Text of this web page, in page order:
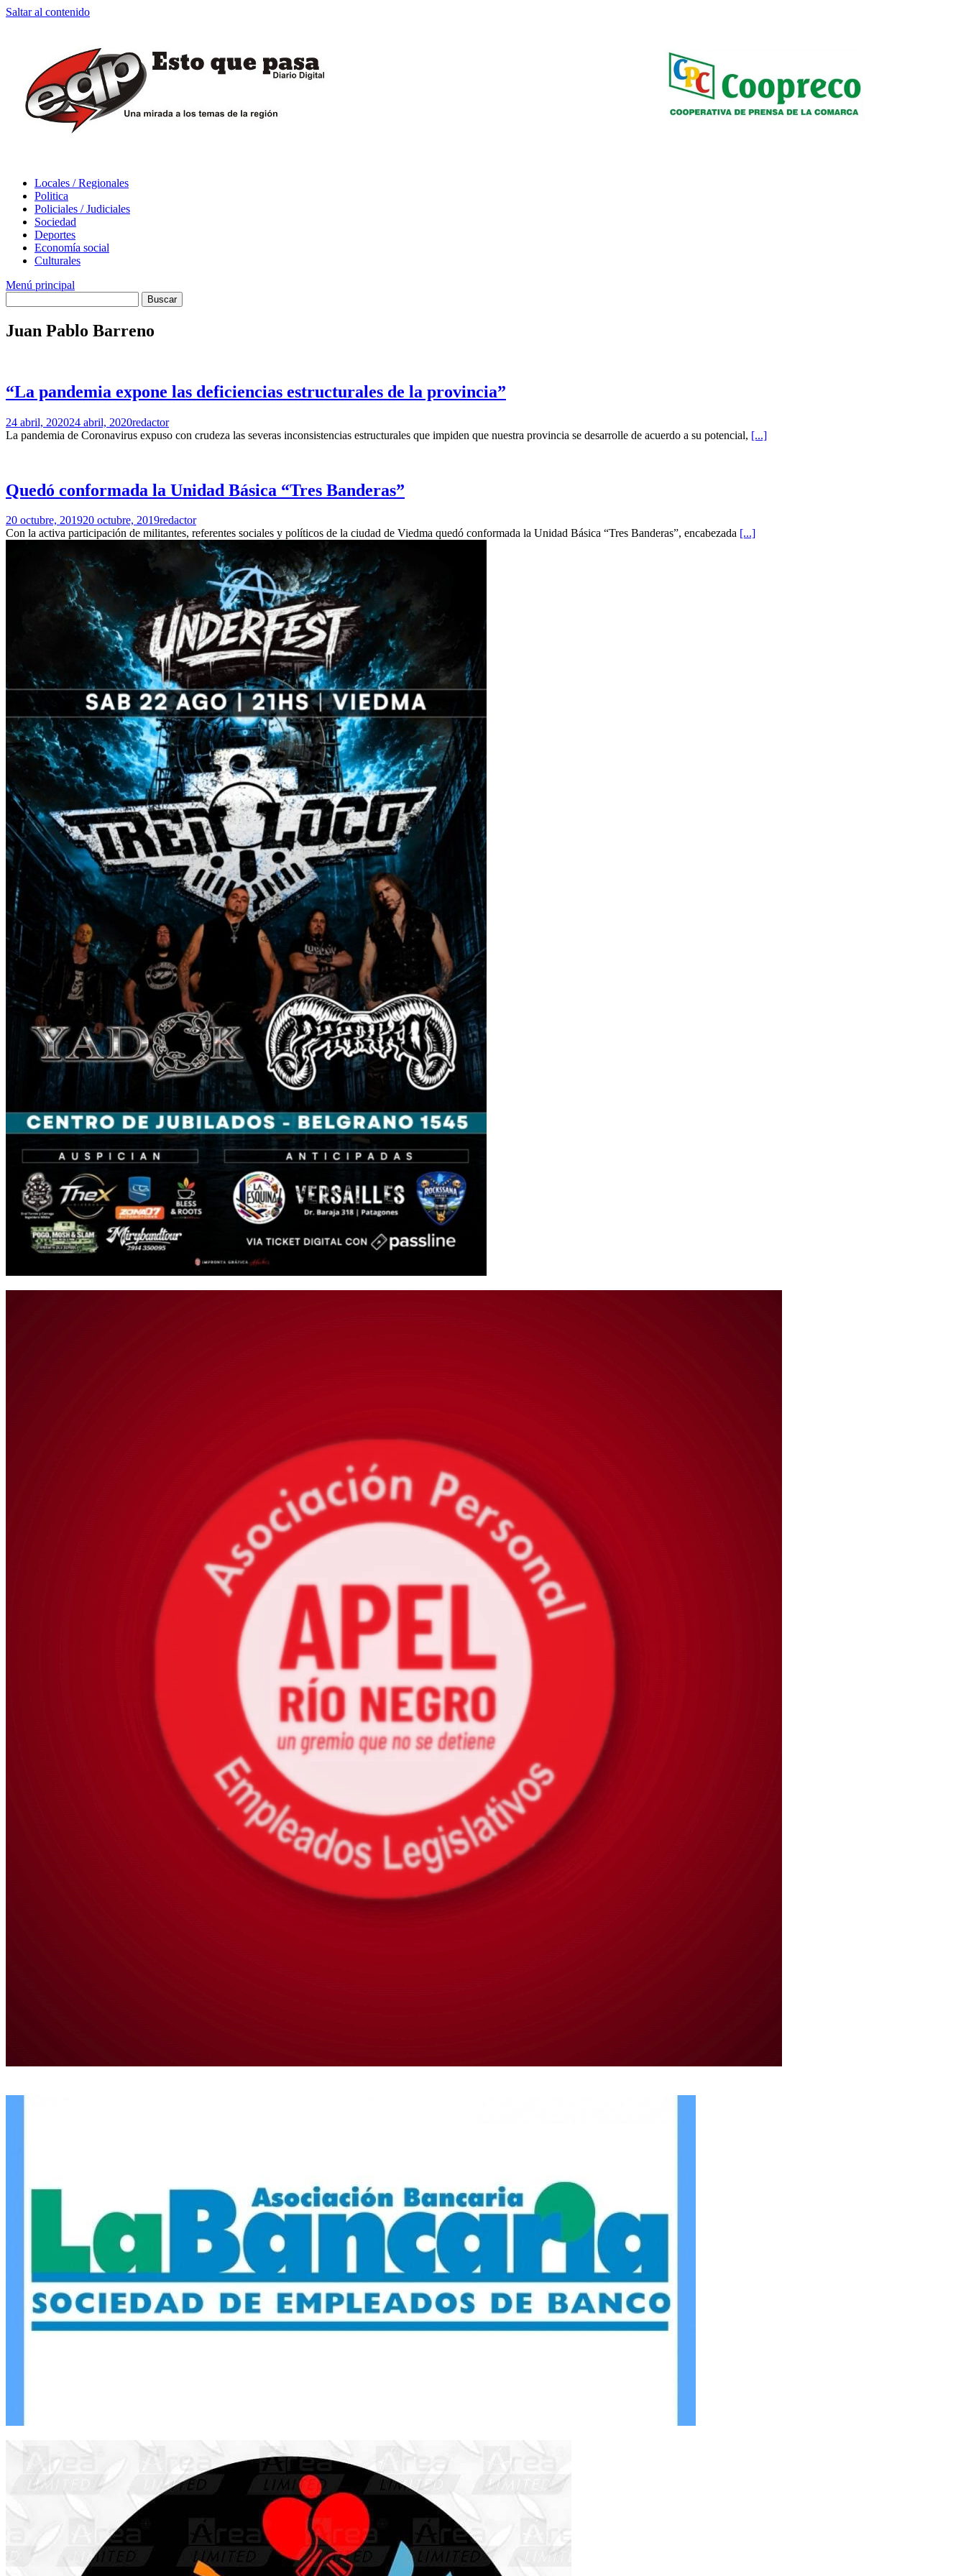
Saltar al contenido
Locales / Regionales
Politica
Policiales / Judiciales
Sociedad
Deportes
Economía social
Culturales
Menú principal
Juan Pablo Barreno
“La pandemia expone las deficiencias estructurales de la provincia”
24 abril, 202024 abril, 2020redactor
La pandemia de Coronavirus expuso con crudeza las severas inconsistencias estructurales que impiden que nuestra provincia se desarrolle de acuerdo a su potencial, [...]
Quedó conformada la Unidad Básica “Tres Banderas”
20 octubre, 201920 octubre, 2019redactor
Con la activa participación de militantes, referentes sociales y políticos de la ciudad de Viedma quedó conformada la Unidad Básica “Tres Banderas”, encabezada [...]